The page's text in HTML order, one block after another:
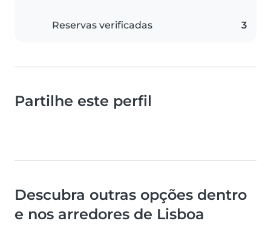
Reservas verificadas 3
Partilhe este perfil
Descubra outras opções dentro
e nos arredores de Lisboa